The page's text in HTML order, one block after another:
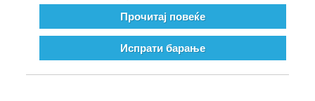
Прочитај повеќе
Испрати барање